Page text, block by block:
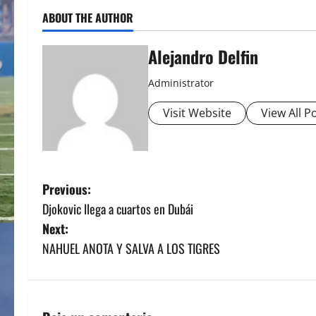
ABOUT THE AUTHOR
Alejandro Delfin
Administrator
Visit Website View All
P
o
s
Previous:
Djokovic llega a cuartos en Dubái
Next:
NAHUEL ANOTA Y SALVA A LOS TIGRES